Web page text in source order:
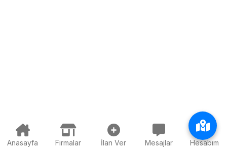
Anasayfa Firmalar İlan Ver Mesajlar Hesabım